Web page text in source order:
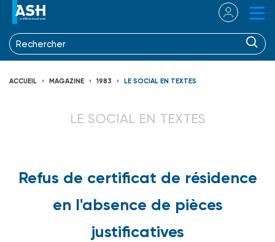
ACCUEIL MAGAZINE 1983 LE SOCIAL EN TEXTES
LE SOCIAL EN TEXTES
Refus de certificat de résidence
en l'absence de pièces
justificatives